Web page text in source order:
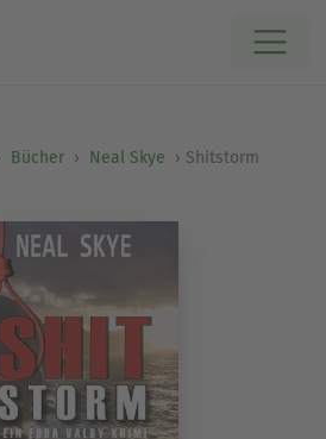
Bücher Neal Skye Shitstorm